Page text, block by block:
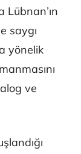
Lübnan’ın
saygı
yönelik
ve